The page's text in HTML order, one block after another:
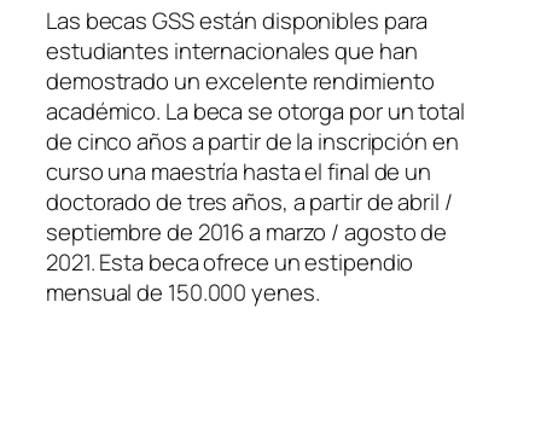
Las becas GSS están disponibles para
estudiantes internacionales que han
demostrado un excelente rendimiento
académico. La beca se otorga por un total
de cinco años a partir de la inscripción en
curso una maestría hasta el final de un
doctorado de tres años, a partir de abril /
septiembre de 2016 a marzo / agosto de
2021. Esta beca ofrece un estipendio
mensual de 150.000 yenes.